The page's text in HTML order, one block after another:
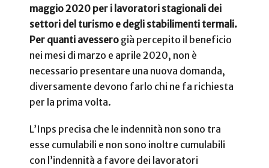
maggio 2020 per i lavoratori stagionali dei
settori del turismo e degli stabilimenti termali.
Per quanti avessero già percepito il beneficio
nei mesi di marzo e aprile 2020, non è
necessario presentare una nuova domanda,
diversamente devono farlo chi ne fa richiesta
per la prima volta.
L’Inps precisa che le indennità non sono tra
esse cumulabili e non sono inoltre cumulabili
con l’indennità a favore dei lavoratori